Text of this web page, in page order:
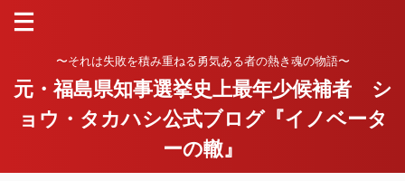
〜それは失敗を積み重ねる勇気ある者の熱き魂の物語〜
元・福島県知事選挙史上最年少候補者 シ
ョウ・タカハシ公式ブログ『イノベータ
ーの轍』